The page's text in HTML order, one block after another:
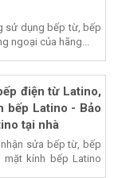
sử dụng bếp từ, bếp
ngoại của hãng...
điện từ Latino,
bếp Latino - Bảo
tại nhà
sửa bếp từ, bếp
mặt kính bếp Latino